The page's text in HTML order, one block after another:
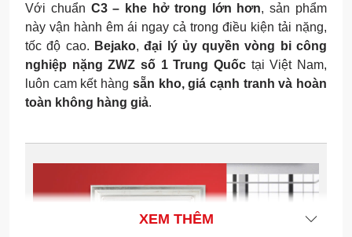
Với chuẩn C3 – khe hở trong lớn hơn, sản phẩm
này vận hành êm ái ngay cả trong điều kiện tải nặng,
tốc độ cao. Bejako,đại lý ủy quyền vòng bi công
nghiệp nặng ZWZ số 1 Trung Quốc tại Việt Nam,
luôn cam kết hàng sẵn kho, giá cạnh tranh và hoàn
toàn không hàng giả.
XEM THÊM